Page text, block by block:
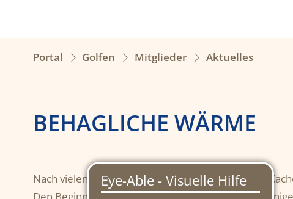
Portal Golfen Mitglieder Aktuelles
BEHAGLICHE WÄRME
Nach vielen Jahren konnten wir zum Teil die alten